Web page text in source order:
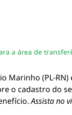
a área de
Marinho (PL-
o cadastro do
Assista no